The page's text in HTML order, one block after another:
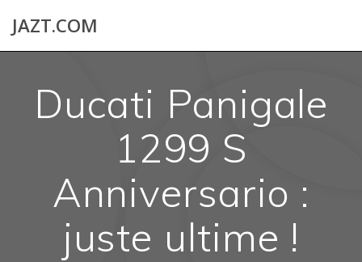
JAZT.COM
Ducati Panigale
1299 S
Anniversario :
juste ultime !